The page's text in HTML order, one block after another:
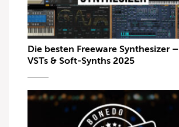
Die besten Freeware Synthesizer –
VSTs & Soft-Synths 2025